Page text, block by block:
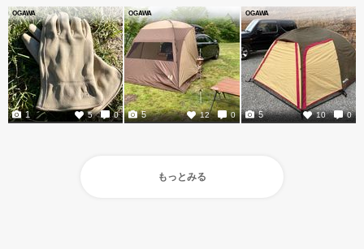
OGAWA
5 0
1
OGAWA
12 0
5
OGAWA
10 0
5
もっとみる